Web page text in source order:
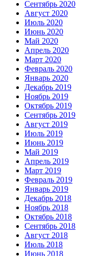
Сентябрь 2020
Август 2020
Июль 2020
Июнь 2020
Май 2020
Апрель 2020
Март 2020
Февраль 2020
Январь 2020
Декабрь 2019
Ноябрь 2019
Октябрь 2019
Сентябрь 2019
Август 2019
Июль 2019
Июнь 2019
Май 2019
Апрель 2019
Март 2019
Февраль 2019
Январь 2019
Декабрь 2018
Ноябрь 2018
Октябрь 2018
Сентябрь 2018
Август 2018
Июль 2018
Июнь 2018